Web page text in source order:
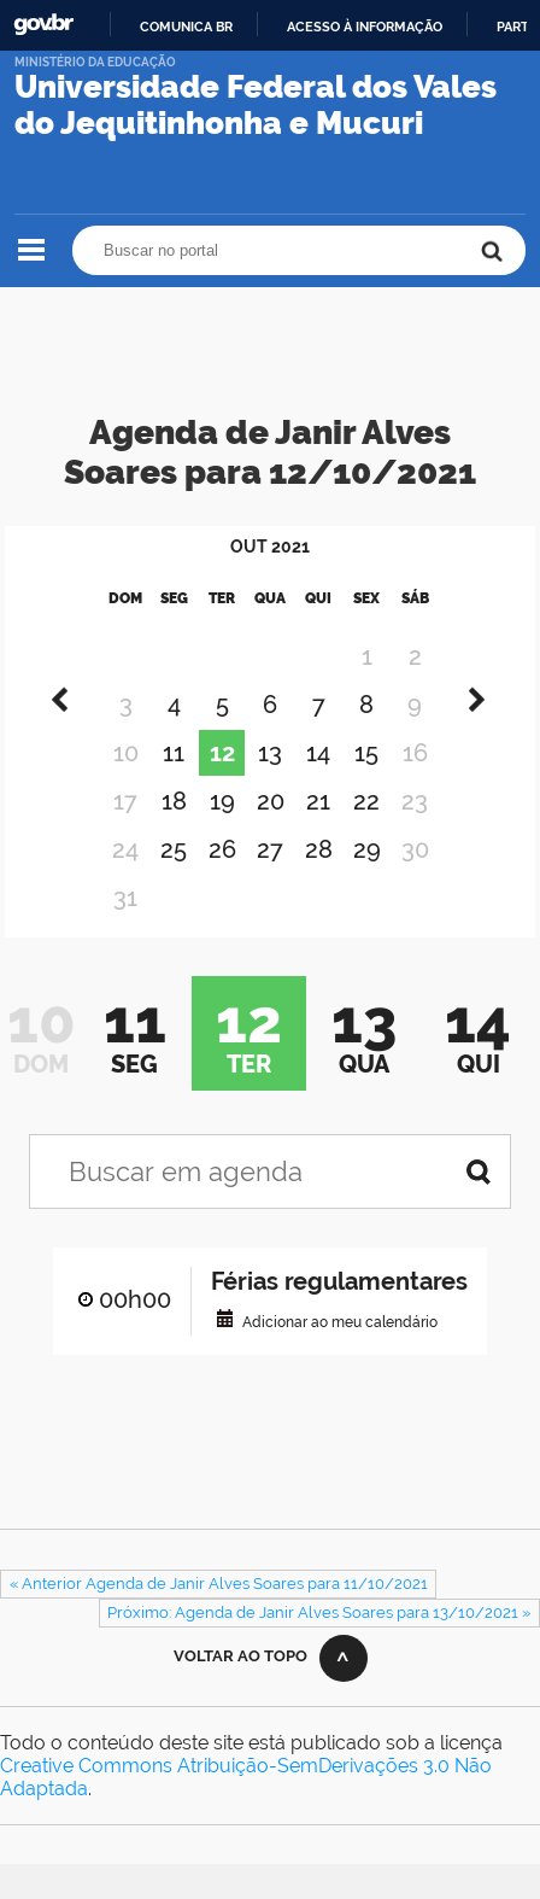
PARA
CONTEÚDO
COMUNICA BR ACESSO À INFORMAÇÃO
Universidade Federal dos Vales
do Jequitinhonha e Mucuri
MINISTÉRIO DA EDUCAÇÃO
Agenda de Janir Alves
Soares para 12/10/2021
OUT2021
DOM SEG TER QUA QUI SEX SÁB
1
2
3
4 5 6 7 8
9
10
11 12 13 14 15
16
17
18 19 20 21 22
23
24
25 26 27 28 29
30
31
10
DOM
11
SEG
12
TER
13
QUA
14
QUI
00h00
Férias regulamentares
Adicionar ao meu calendário
« Anterior Agenda de Janir Alves Soares para 11/10/2021
Próximo: Agenda de Janir Alves Soares para 13/10/2021 »
VOLTAR AO TOPO
Todo o conteúdo deste site está publicado sob a licença
Creative Commons Atribuição-SemDerivações 3.0 Não
Adaptada.